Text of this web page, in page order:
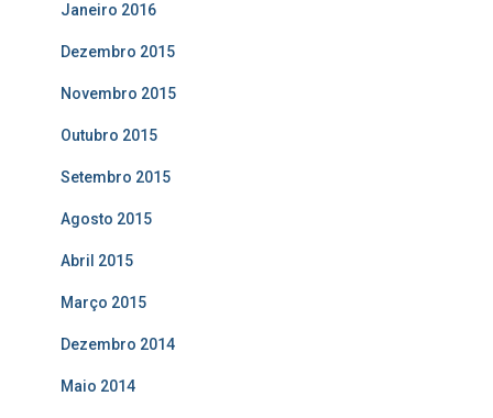
Janeiro 2016
Dezembro 2015
Novembro 2015
Outubro 2015
Setembro 2015
Agosto 2015
Abril 2015
Março 2015
Dezembro 2014
Maio 2014